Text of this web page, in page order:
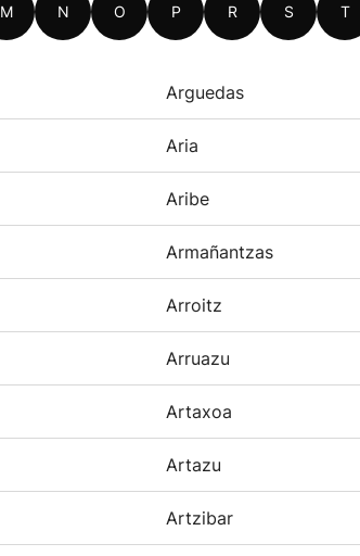
M N O P R S T
Arguedas
Aria
Aribe
Armañantzas
Arroitz
Arruazu
Artaxoa
Artazu
Artzibar